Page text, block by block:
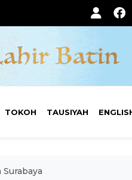
TOKOH TAUSIYAH